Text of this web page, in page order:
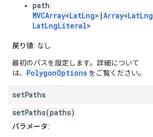
path:
MVCArray<LatLng>|Array<LatLng
LatLngLiteral>
戻り値: なし
最初のパスを設定します。詳細について
は、 PolygonOptions をご覧ください。
setPaths
setPaths(paths)
パラメータ: